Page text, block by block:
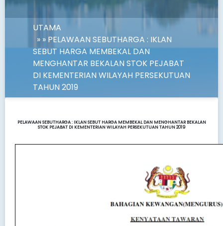
UTAMA
» » PELAWAAN SEBUTHARGA : IKLAN
SEBUT HARGA MEMBEKAL DAN
MENGHANTAR BEKALAN STOK PEJABAT
DI KEMENTERIAN WILAYAH PERSEKUTUAN
TAHUN 2019
PELAWAAN SEBUTHARGA : IKLAN SEBUT HARGA MEMBEKAL DAN MENGHANTAR BEKALAN
STOK PEJABAT DI KEMENTERIAN WILAYAH PERSEKUTUAN TAHUN 2019